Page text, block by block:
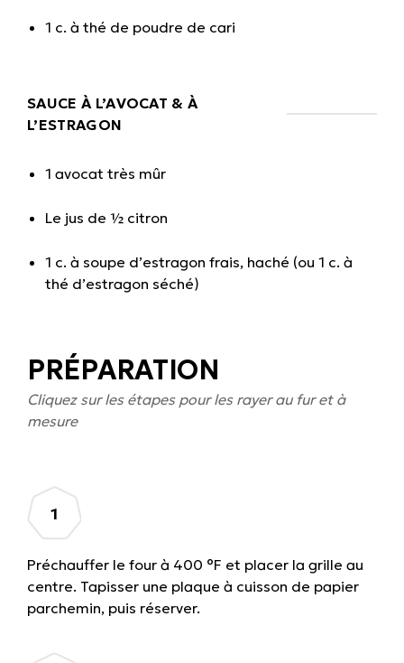
1 c. à thé de poudre de cari
SAUCE À L’AVOCAT & À
L’ESTRAGON
1 avocat très mûr
Le jus de ½ citron
1 c. à soupe d’estragon frais, haché (ou 1 c. à
thé d’estragon séché)
PRÉPARATION
Cliquez sur les étapes pour les rayer au fur et à
mesure
Préchauffer le four à 400 °F et placer la grille au
centre. Tapisser une plaque à cuisson de papier
parchemin, puis réserver.